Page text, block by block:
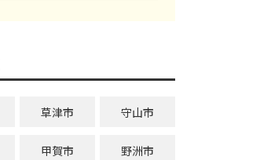
草津市 守山市
甲賀市 野洲市